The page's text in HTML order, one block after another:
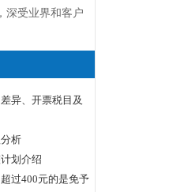
深受业界和客户
异、开票税目及
析
划介绍
过400元的是免予